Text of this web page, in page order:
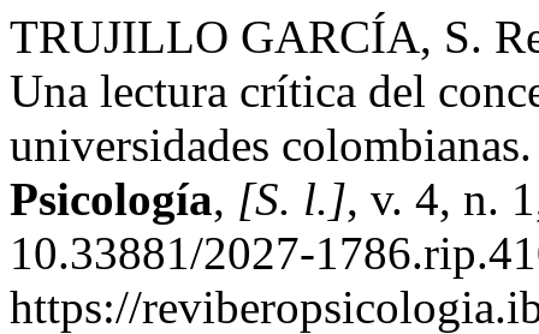
TRUJILLO GARCÍA, S.
Una lectura crítica del
universidades
Psicología, [S. l.], v. 4, n.
10.33881/2027-
https://